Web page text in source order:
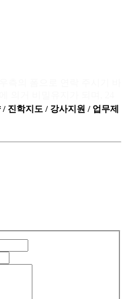
다.
진학지도 / 강사지원 / 업무제